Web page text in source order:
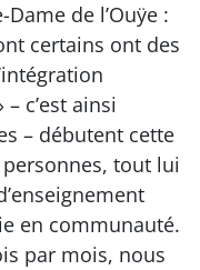
de l’Ouÿe :
certains ont des
c’est ainsi
– débutent cette
tout lui
en communauté.
par mois, nous